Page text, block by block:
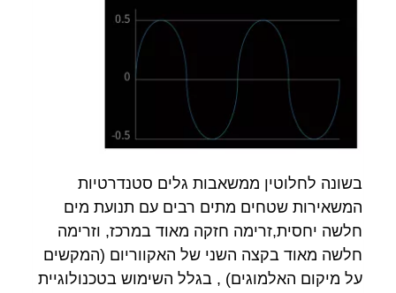
בשונה לחלוטין ממשאבות גלים סטנדרטיות
המשאירות שטחים מתים רבים עם תנועת מים
חלשה יחסית,זרימה חזקה מאוד במרכז, וזרימה
חלשה מאוד בקצה השני של האקווריום (המקשים
על מיקום האלמוגים) , בגלל השימוש בטכנולוגיית